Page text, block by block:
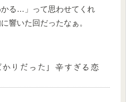
かる…」って思わせてくれ
響いた回だったなぁ。
かりだった」辛すぎる恋